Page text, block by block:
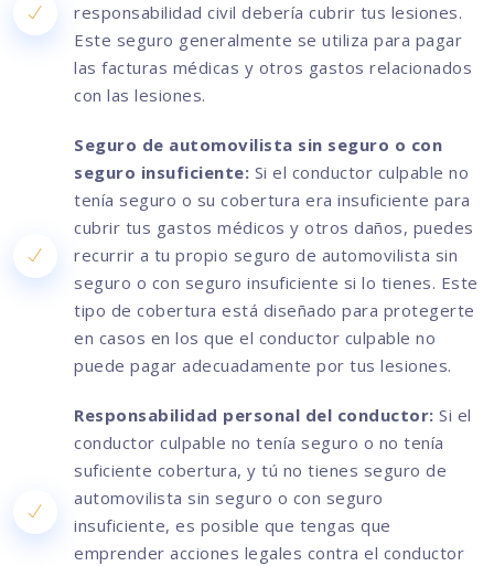
responsabilidad civil debería cubrir tus lesiones.
Este seguro generalmente se utiliza para pagar
las facturas médicas y otros gastos relacionados
con las lesiones.
Seguro de automovilista sin seguro o con
seguro insuficiente: Si el conductor culpable no
tenía seguro o su cobertura era insuficiente para
cubrir tus gastos médicos y otros daños, puedes
recurrir a tu propio seguro de automovilista sin
seguro o con seguro insuficiente si lo tienes. Este
tipo de cobertura está diseñado para protegerte
en casos en los que el conductor culpable no
puede pagar adecuadamente por tus lesiones.
Responsabilidad personal del conductor: Si el
conductor culpable no tenía seguro o no tenía
suficiente cobertura, y tú no tienes seguro de
automovilista sin seguro o con seguro
insuficiente, es posible que tengas que
emprender acciones legales contra el conductor